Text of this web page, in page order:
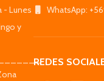
- Lunes
y
WhatsApp:
REDES